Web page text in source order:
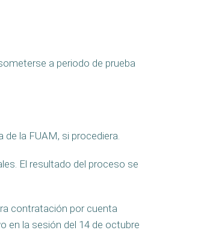
a periodo de prueba
la FUAM, si procediera.
El resultado del proceso se
contratación por cuenta
en la sesión del 14 de octubre